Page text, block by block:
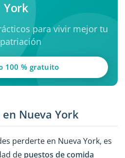
York
para vivir mejor tu
100 % gratuito
Nueva York
perderte en Nueva York, es
de puestos de comida